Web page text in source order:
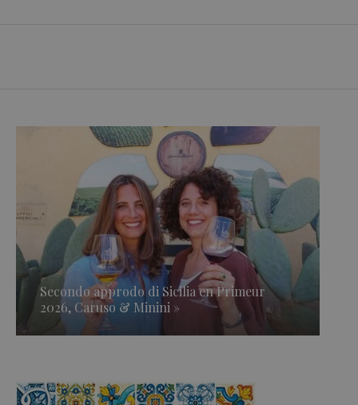
Secondo approdo di Sicilia en Primeur
2026, Caruso & Minini »